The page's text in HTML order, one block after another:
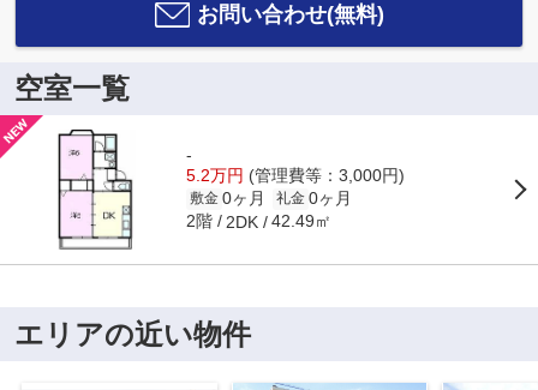
お問い合わせ(無料)
空室一覧
-
5.2万円 (管理費等：3,000円)
敷金 0ヶ月 礼金 0ヶ月
2階 2DK 42.49㎡
エリアの近い物件